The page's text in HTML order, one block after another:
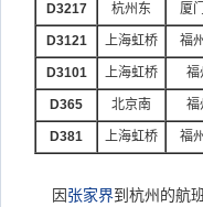
D3217 杭州东 厦
D3121 上海虹桥 福
D3101 上海虹桥 福
D365 北京南 福
D381 上海虹桥 福
因张家界到杭州的航